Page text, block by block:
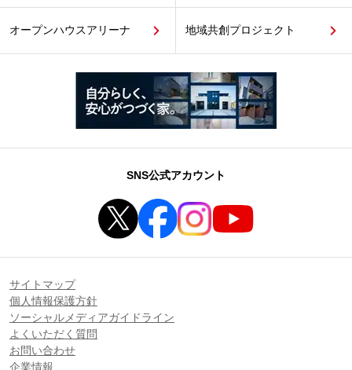
オープンハウスアリーナ 地域共創プロジェクト
SNS公式アカウント
サイトマップ
個人情報保護方針
ソーシャルメディアガイドライン
よくいただく質問
お問い合わせ
企業情報